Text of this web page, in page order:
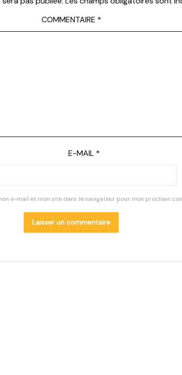
COMMENTAIRE *
E-MAIL *
e-mail et mon site dans le navigateur pour mon prochain